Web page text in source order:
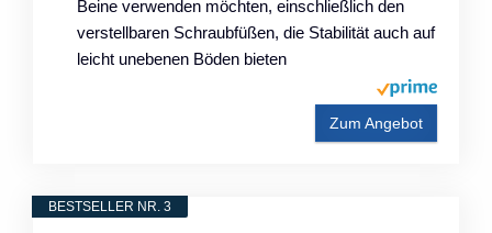
Beine verwenden möchten, einschließlich den
verstellbaren Schraubfüßen, die Stabilität auch auf
leicht unebenen Böden bieten
Zum Angebot
BESTSELLER NR. 3